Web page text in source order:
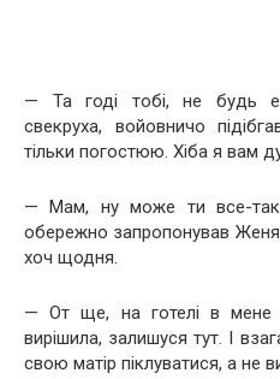
— Та годі тобі, не будь
свекруха, войовничо
тільки погостюю. Хіба я вам
— Мам, ну може ти все-
обережно запропонував
хоч щодня.
— От ще, на готелі в
вирішила, залишуся тут. І
свою матір піклуватися, а не